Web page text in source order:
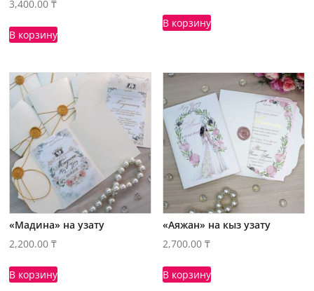
3,400.00₸
В корзину
В корзину
«Мадина» на узату
2,200.00₸
В корзину
«Аяжан» на кыз узату
2,700.00₸
В корзину